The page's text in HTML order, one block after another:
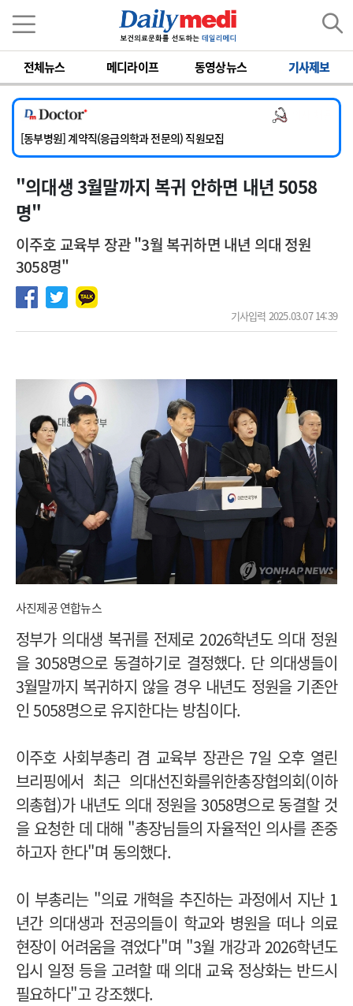
전체뉴스 메디라이프 동영상뉴스 기사제보
[서울아산병원] 2026년 하반기 인턴 모집
[영남대학교의료원] 마취통증의학과 임기제 임상의사 채용
[충남대학교병원] 소아청소년과(소아응급전담) 계약직 의사 공개채용
[동부병원] 계약직(응급의학과 전문의) 직원모집
[이대목동병원] 하반기 전공의(레지던트1년차) 모집
[서울아산병원] 2026년 하반기 인턴 모집
[영남대학교의료원] 마취통증의학과 임기제 임상의사 채용
"의대생 3월말까지 복귀 안하면 내년 5058
명"
이주호 교육부 장관 "3월 복귀하면 내년 의대 정원
3058명"
기사입력 2025.03.07 14:39
사진제공 연합뉴스
정부가 의대생 복귀를 전제로 2026학년도 의대 정원
을 3058명으로 동결하기로 결정했다. 단 의대생들이
3월말까지 복귀하지 않을 경우 내년도 정원을 기존안
인 5058명으로 유지한다는 방침이다.
이주호 사회부총리 겸 교육부 장관은 7일 오후 열린
브리핑에서 최근 의대선진화를위한총장협의회(이하
의총협)가 내년도 의대 정원을 3058명으로 동결할 것
을 요청한 데 대해 "총장님들의 자율적인 의사를 존중
하고자 한다"며 동의했다.
이 부총리는 "의료 개혁을 추진하는 과정에서 지난 1
년간 의대생과 전공의들이 학교와 병원을 떠나 의료
현장이 어려움을 겪었다"며 "3월 개강과 2026학년도
입시 일정 등을 고려할 때 의대 교육 정상화는 반드시
필요하다"고 강조했다.